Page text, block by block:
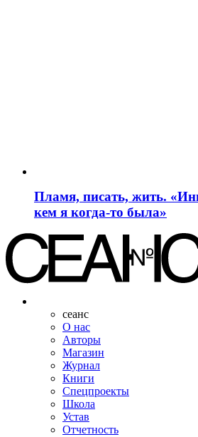
Пламя, писать, жить.
кем я когда-то была»
сеанс
О нас
Авторы
Магазин
Журнал
Книги
Спецпроекты
Школа
Устав
Отчетность